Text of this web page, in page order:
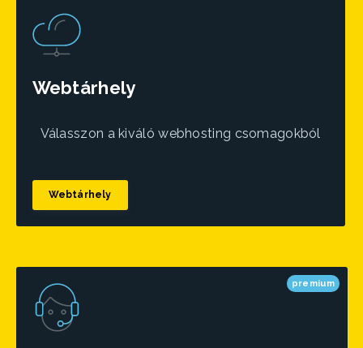
Webtárhely
Válasszon a kiváló webhosting csomagokból
Webtárhely
premium